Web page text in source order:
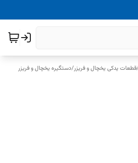
قطعات یدکی یخچال و فریزر/دستگیره یخچال و فریزر